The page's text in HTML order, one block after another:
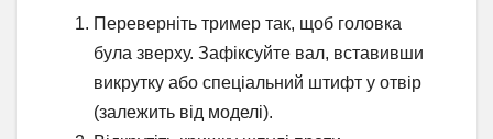
Переверніть тример так, щоб головка
була зверху. Зафіксуйте вал, вставивши
викрутку або спеціальний штифт у отвір
(залежить від моделі).